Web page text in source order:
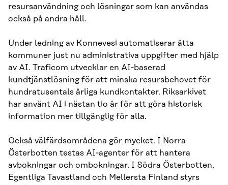
resursanvändning och lösningar som kan användas
också på andra håll.
Under ledning av Konnevesi automatiserar åtta
kommuner just nu administrativa uppgifter med hjälp
av AI. Traficom utvecklar en AI‑baserad
kundtjänstlösning för att minska resursbehovet för
hundratusentals årliga kundkontakter. Riksarkivet
har använt AI i nästan tio år för att göra historisk
information mer tillgänglig för alla.
Också välfärdsområdena gör mycket. I Norra
Österbotten testas AI‑agenter för att hantera
avbokningar och ombokningar. I Södra Österbotten,
Egentliga Tavastland och Mellersta Finland styrs